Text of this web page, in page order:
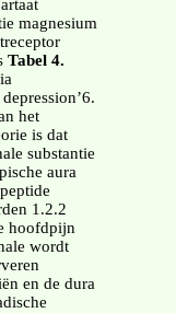
magnesium
Tabel 4.
het
is dat
substantie
aura
1.2.2
hoofdpijn
wordt
en de dura